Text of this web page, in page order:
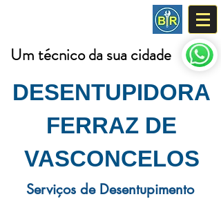
Um técnico da sua cidade
DESENTUPIDORA
FERRAZ DE
VASCONCELOS
Serviços de Desentupimento